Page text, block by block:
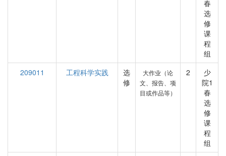
春
选
修
课
程
组
209011
工程科学实践
选
修
大作业（论
文、报告、项
目或作品等）
2
少
院1
春
选
修
课
程
组